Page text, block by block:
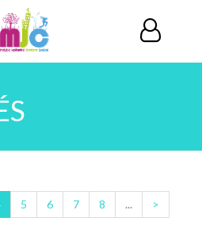
5 6 7 8 ...
>